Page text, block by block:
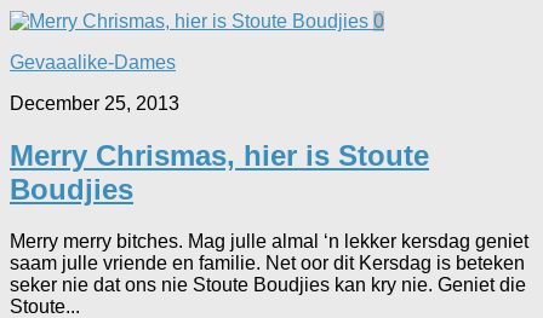
0
Gevaaalike-Dames
December 25, 2013
Merry Chrismas, hier is Stoute
Boudjies
Merry merry bitches. Mag julle almal ‘n lekker kersdag geniet
saam julle vriende en familie. Net oor dit Kersdag is beteken
seker nie dat ons nie Stoute Boudjies kan kry nie. Geniet die
Stoute...